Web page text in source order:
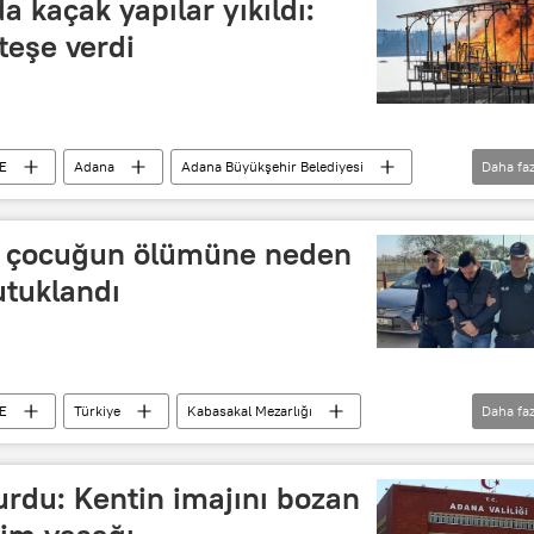
kaçak yapılar yıkıldı:
verdi
Adana
Adana Büyükşehir Belediyesi
Başsavcılığı Esnaf esnaf odaları
Daha
ölümüne neden
Türkiye
Kabasakal Mezarlığı
Adana Valiliği
Daha
Kentin imajını bozan